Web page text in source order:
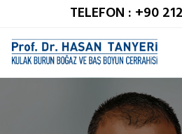
TELEFON : +90